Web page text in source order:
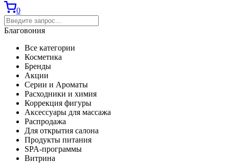
0
Благовония
Все категории
Косметика
Бренды
Акции
Серии и Ароматы
Расходники и химия
Коррекция фигуры
Аксессуары для массажа
Распродажа
Для открытия салона
Продукты питания
SPA-программы
Витрина